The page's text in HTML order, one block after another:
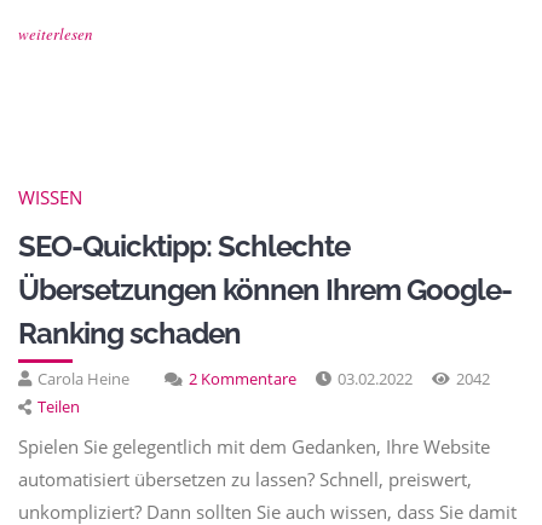
weiterlesen
WISSEN
SEO-Quicktipp: Schlechte
Übersetzungen können Ihrem Google-
Ranking schaden
Carola Heine 2 Kommentare 03.02.2022
2042
Teilen
Spielen Sie gelegentlich mit dem Gedanken, Ihre Website
automatisiert übersetzen zu lassen? Schnell, preiswert,
unkompliziert? Dann sollten Sie auch wissen, dass Sie damit